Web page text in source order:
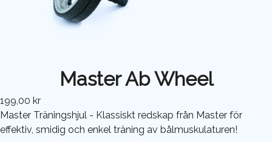
Master Ab Wheel
199,00 kr
Master Träningshjul - Klassiskt redskap från Master för
effektiv, smidig och enkel träning av bålmuskulaturen!